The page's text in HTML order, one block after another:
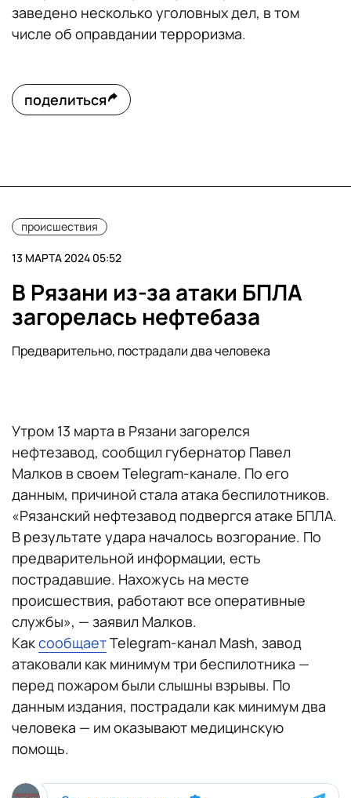
заведено несколько уголовных дел, в том
числе об оправдании терроризма.
поделиться
происшествия
13 МАРТА 2024 05:52
В Рязани из-за атаки БПЛА
загорелась нефтебаза
Предварительно, пострадали два человека
Утром 13 марта в Рязани загорелся
нефтезавод, сообщил губернатор Павел
Малков в своем Telegram-канале. По его
данным, причиной стала атака беспилотников.
«Рязанский нефтезавод подвергся атаке БПЛА.
В результате удара началось возгорание. По
предварительной информации, есть
пострадавшие. Нахожусь на месте
происшествия, работают все оперативные
службы», — заявил Малков.
КаксообщаетTelegram-канал Mash, завод
атаковали как минимум три беспилотника —
перед пожаром были слышны взрывы. По
данным издания, пострадали как минимум два
человека — им оказывают медицинскую
помощь.